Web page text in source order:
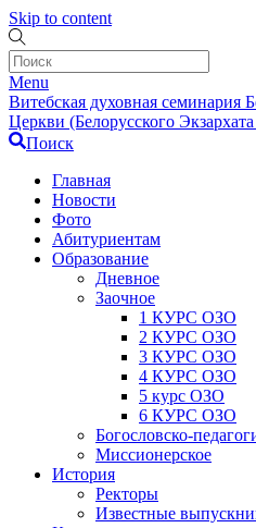
Skip to content
Menu
Витебская духовная семинария
Церкви (Белорусского
Поиск
Главная
Новости
Фото
Абитуриентам
Образование
Дневное
Заочное
1 КУРС ОЗО
2 КУРС ОЗО
3 КУРС ОЗО
4 КУРС ОЗО
5 курс ОЗО
6 КУРС ОЗО
Богословско-
Миссионерское
История
Ректоры
Известные